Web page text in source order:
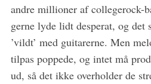
andre millioner af collegerock-
gerne lyde lidt desperat, og
’vildt’ med guitarerne. Men
tilpas poppede, og intet må
ud, så det ikke overholder de